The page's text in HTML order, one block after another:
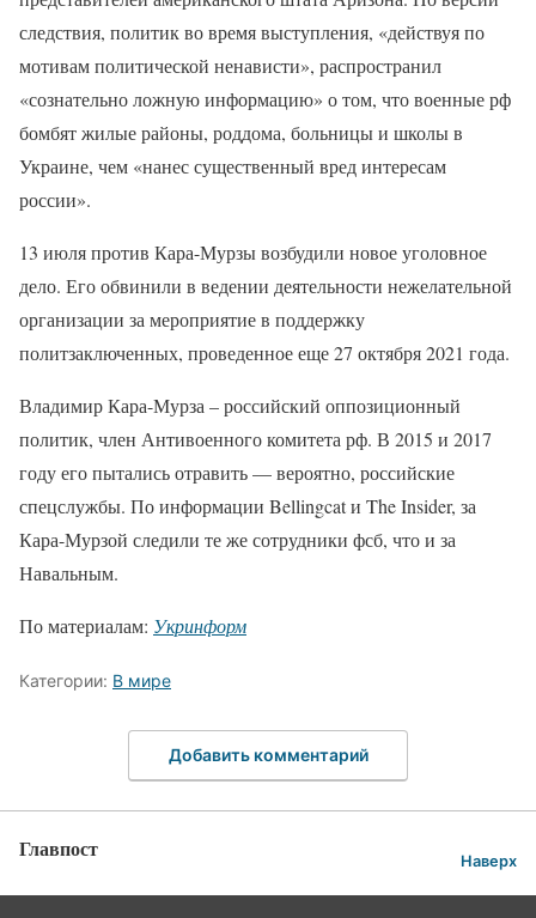
следствия, политик во время выступления, «действуя по
мотивам политической ненависти», распространил
«сознательно ложную информацию» о том, что военные рф
бомбят жилые районы, роддома, больницы и школы в
Украине, чем «нанес существенный вред интересам
россии».
13 июля против Кара-Мурзы возбудили новое уголовное
дело. Его обвинили в ведении деятельности нежелательной
организации за мероприятие в поддержку
политзаключенных, проведенное еще 27 октября 2021 года.
Владимир Кара-Мурза – российский оппозиционный
политик, член Антивоенного комитета рф. В 2015 и 2017
году его пытались отравить — вероятно, российские
спецслужбы. По информации Bellingcat и The Insider, за
Кара-Мурзой следили те же сотрудники фсб, что и за
Навальным.
По материалам: Укринформ
Категории: В мире
Добавить комментарий
Главпост Наверх